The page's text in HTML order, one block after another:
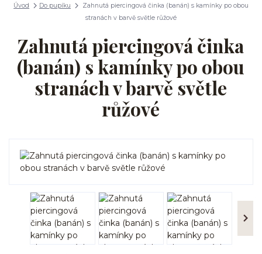
Úvod Do pupíku
Zahnutá piercingová činka (banán) s kamínky po obou
stranách v barvě světle růžové
Zahnutá piercingová činka
(banán) s kamínky po obou
stranách v barvě světle
růžové